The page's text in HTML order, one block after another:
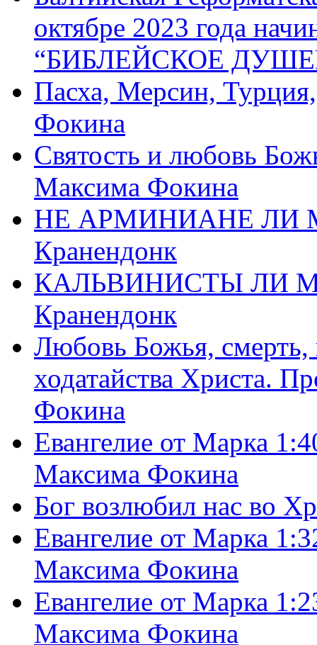
октябре 2023 года
“БИБЛЕЙСКОЕ
Пасха, Мерсин,
Фокина
Святость и любовь
Максима Фокина
НЕ АРМИНИАНЕ ЛИ
Кранендонк
КАЛЬВИНИСТЫ ЛИ
Кранендонк
Любовь Божья, смерть,
ходатайства Христа.
Фокина
Евангелие от Марка
Максима Фокина
Бог возлюбил нас во
Евангелие от Марка
Максима Фокина
Евангелие от Марка
Максима Фокина